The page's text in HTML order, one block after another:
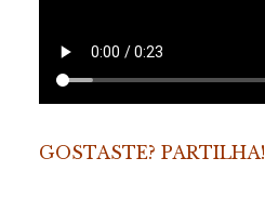
GOSTASTE? PARTILHA!